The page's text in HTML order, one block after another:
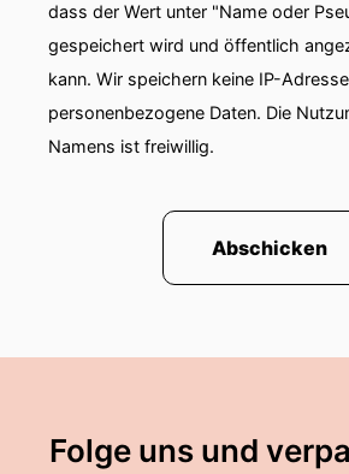
dass der Wert unter "Name oder
gespeichert wird und öffentlich
kann. Wir speichern keine IP-
personenbezogene Daten. Die
Namens ist freiwillig.
Abschicken
Folge uns und